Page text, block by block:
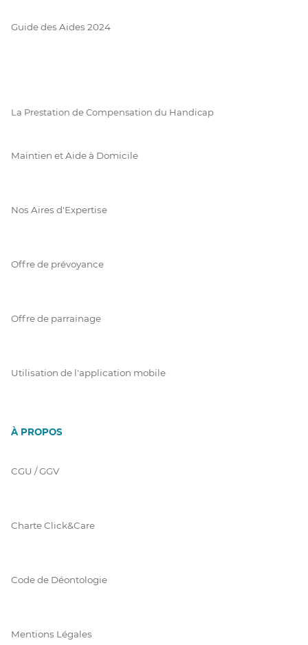
Guide des Aides 2024
La Prestation de Compensation du Handicap
Maintien et Aide à Domicile
Nos Aires d'Expertise
Offre de prévoyance
Offre de parrainage
Utilisation de l'application mobile
À PROPOS
CGU / GGV
Charte Click&Care
Code de Déontologie
Mentions Légales